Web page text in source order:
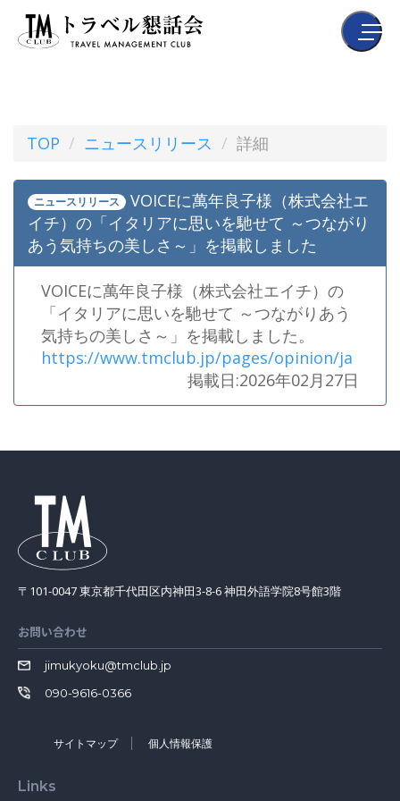
TOP ニュースリリース 詳細
ニュースリリース
VOICEに萬年良子様（株式会社エ
イチ）の「イタリアに思いを馳せて ～つながり
あう気持ちの美しさ～」を掲載しました
VOICEに萬年良子様（株式会社エイチ）の
「イタリアに思いを馳せて ～つながりあう
気持ちの美しさ～」を掲載しました。
https://www.tmclub.jp/pages/opinion/ja
掲載日:2026年02月27日
〒101-0047 東京都千代田区内神田3-8-6 神田外語学院8号館3階
お問い合わせ
jimukyoku@tmclub.jp
090-9616-0366
サイトマップ 個人情報保護
Links